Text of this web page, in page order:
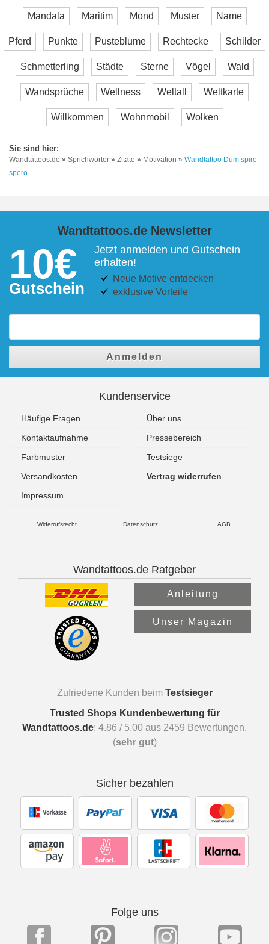
Mandala Maritim Mond Muster Name
Pferd Punkte Pusteblume Rechtecke Schilder
Schmetterling Städte Sterne Vögel Wald
Wandsprüche Wellness Weltall Weltkarte
Willkommen Wohnmobil Wolken
Wandtattoos.de » Sprichwörter » Zitate » Motivation » Wandtattoo Dum spiro
spero.
Wandtattoos.de Newsletter
10€
Gutschein
Jetzt anmelden und Gutschein
erhalten!
Neue Motive entdecken
exklusive Vorteile
Anmelden
Kundenservice
Häufige Fragen
Über uns
Kontaktaufnahme
Pressebereich
Farbmuster
Testsiege
Versandkosten
Vertrag widerrufen
Impressum
Widerrufsrecht Datenschutz AGB
Wandtattoos.de Ratgeber
Anleitung
Unser Magazin
Zufriedene Kunden beim Testsieger
Trusted Shops Kundenbewertung für
Wandtattoos.de: 4.86 / 5.00 aus 2459 Bewertungen.
(sehr gut)
Sicher bezahlen
Folge uns